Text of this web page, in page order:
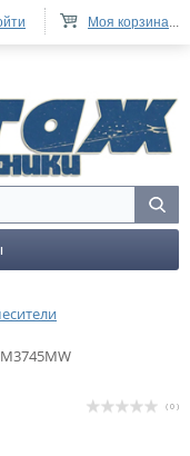
( 0 )
Моя корзина...